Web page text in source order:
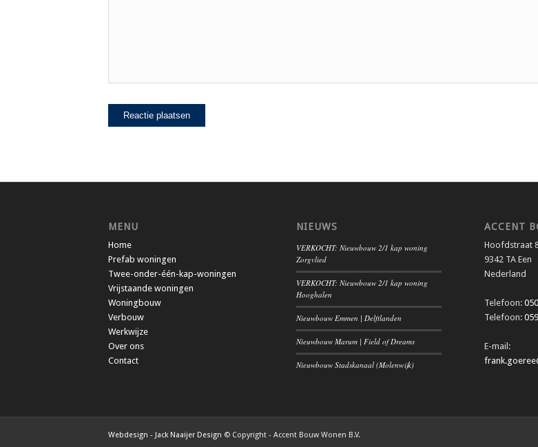
MENU
Home
Prefab woningen
Twee-onder-één-kap-woningen
Vrijstaande woningen
Woningbouw
Verbouw
Werkwijze
Over ons
Contact
NIEUWS
VERKOCHT: Nieuwbouw 2/1 kap woning
Zorgvlied
VERKOCHT: Nieuwbouw 2/1 kap woning
Hooghalen
Nieuwbouw Emmen | Delftlanden
Nieuwbouw Marum | Field of Dreams
Nieuwbouw Stadskanaal (Molenwijk)
ACCENT
Hoofdstraat
9342 TA Een
Nederland
Telefoon:
Telefoon:
E-mail:
Webdesign - Jack Naaijer Design © Copyright - Accent Bouw Wonen B.V.